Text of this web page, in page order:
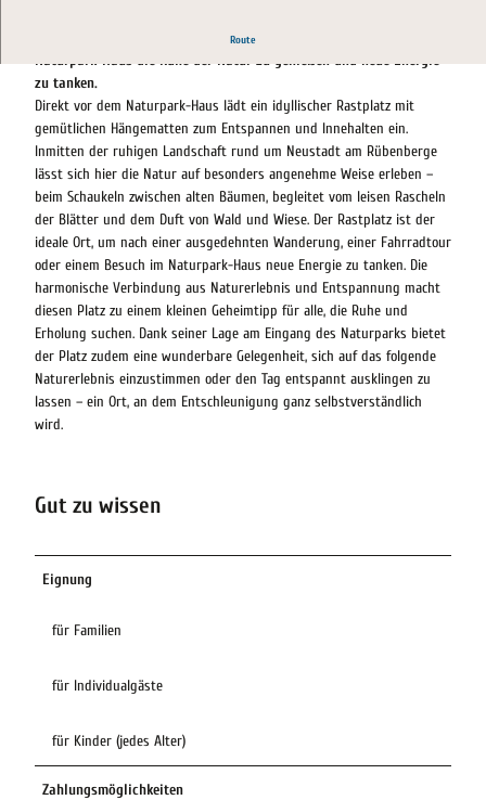
Route
Entspannter Rastplatz mit Hängematten – ideal, um vor dem
Naturpark-Haus die Ruhe der Natur zu genießen und neue Energie
zu tanken.
Direkt vor dem Naturpark-Haus lädt ein idyllischer Rastplatz mit
gemütlichen Hängematten zum Entspannen und Innehalten ein.
Inmitten der ruhigen Landschaft rund um Neustadt am Rübenberge
lässt sich hier die Natur auf besonders angenehme Weise erleben –
beim Schaukeln zwischen alten Bäumen, begleitet vom leisen Rascheln
der Blätter und dem Duft von Wald und Wiese. Der Rastplatz ist der
ideale Ort, um nach einer ausgedehnten Wanderung, einer Fahrradtour
oder einem Besuch im Naturpark-Haus neue Energie zu tanken. Die
harmonische Verbindung aus Naturerlebnis und Entspannung macht
diesen Platz zu einem kleinen Geheimtipp für alle, die Ruhe und
Erholung suchen. Dank seiner Lage am Eingang des Naturparks bietet
der Platz zudem eine wunderbare Gelegenheit, sich auf das folgende
Naturerlebnis einzustimmen oder den Tag entspannt ausklingen zu
lassen – ein Ort, an dem Entschleunigung ganz selbstverständlich
wird.
Gut zu wissen
Eignung
für Familien
für Individualgäste
für Kinder (jedes Alter)
Zahlungsmöglichkeiten